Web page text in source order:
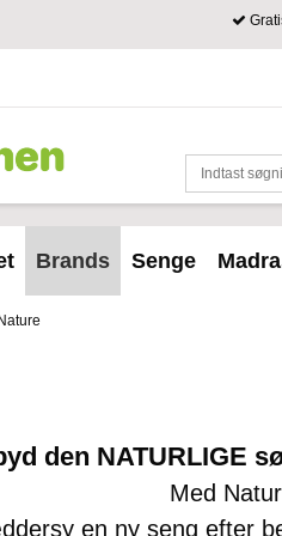
Brands Senge
den NATURLIGE
Med
en ny seng efter